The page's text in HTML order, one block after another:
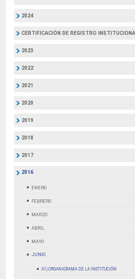
2024
CERTIFICACIÓN DE REGISTRO
2023
2022
2021
2020
2019
2018
2017
2016
ENERO
FEBRERO
MARZO
ABRIL
MAYO
JUNIO
A1) ORGANIGRAMA DE LA INSTITUCIÓN